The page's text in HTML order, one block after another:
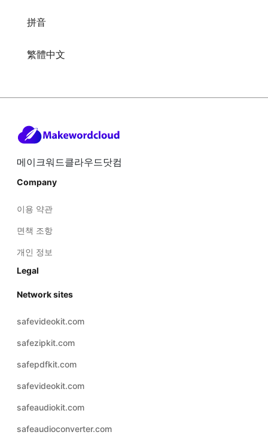
拼音
繁體中文
메이크워드클라우드닷컴
Company
이용 약관
면책 조항
개인 정보
Legal
Network sites
safevideokit.com
safezipkit.com
safepdfkit.com
safevideokit.com
safeaudiokit.com
safeaudioconverter.com